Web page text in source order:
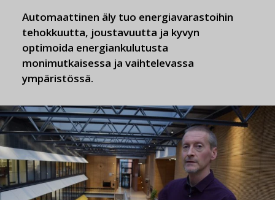
Automaattinen äly tuo energiavarastoihin
tehokkuutta, joustavuutta ja kyvyn
optimoida energiankulutusta
monimutkaisessa ja vaihtelevassa
ympäristössä.